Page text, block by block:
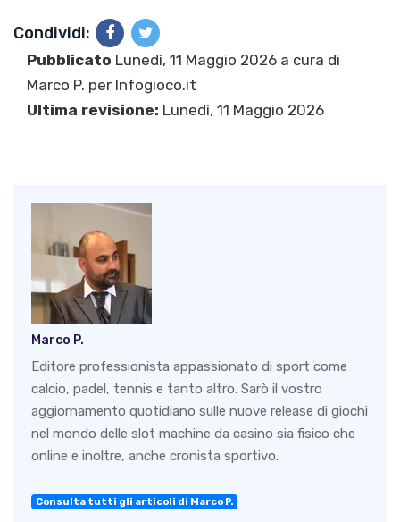
Condividi:
Pubblicato Lunedì, 11 Maggio 2026 a cura di
Marco P. per Infogioco.it
Ultima revisione: Lunedì, 11 Maggio 2026
Marco P.
Editore professionista appassionato di sport come
calcio, padel, tennis e tanto altro. Sarò il vostro
aggiornamento quotidiano sulle nuove release di giochi
nel mondo delle slot machine da casino sia fisico che
online e inoltre, anche cronista sportivo.
Consulta tutti gli articoli di Marco P.